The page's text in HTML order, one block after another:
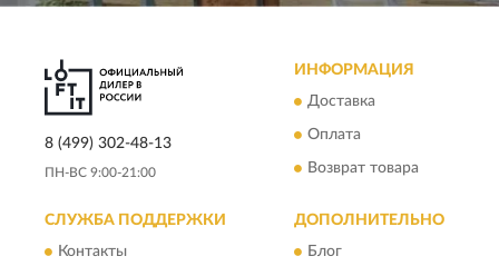
8 (499) 302-48-13
ПН-ВС 9:00-21:00
ИНФОРМАЦИЯ
Доставка
Оплата
Возврат товара
СЛУЖБА ПОДДЕРЖКИ
Контакты
ДОПОЛНИТЕЛЬНО
Блог